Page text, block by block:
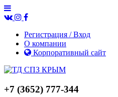
Регистрация / Вход
О компании
Корпоративный сайт
+7 (3652) 777-344